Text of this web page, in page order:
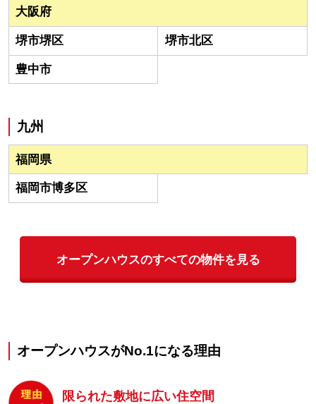
大阪府
堺市堺区 堺市北区
豊中市
九州
福岡県
福岡市博多区
オープンハウスのすべての物件を見る
オープンハウスがNo.1になる理由
限られた敷地に広い住空間